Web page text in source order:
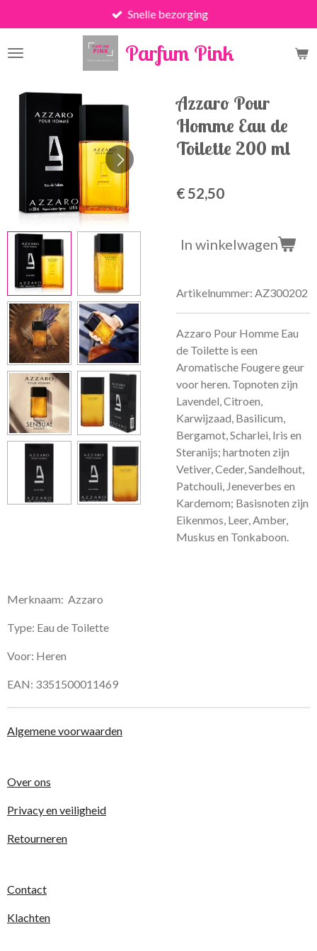
direct
naar
Parfum Pink
Snelle bezorging
Azzaro Pour
Homme Eau de
Toilette 200 ml
€ 52,50
In winkelwagen
Artikelnummer: AZ300202
Azzaro Pour Homme Eau
de Toilette is een
Aromatische Fougere geur
voor heren. Topnoten zijn
Lavendel, Citroen,
Karwijzaad, Basilicum,
Bergamot, Scharlei, Iris en
Steranijs; hartnoten zijn
Vetiver, Ceder, Sandelhout,
Patchouli, Jeneverbes en
Kardemom; Basisnoten zijn
Eikenmos, Leer, Amber,
Muskus en Tonkaboon.
Merknaam: Azzaro
Type: Eau de Toilette
Voor: Heren
EAN: 3351500011469
Algemene voorwaarden
Over ons
Privacy en veiligheid
Retourneren
Contact
Klachten